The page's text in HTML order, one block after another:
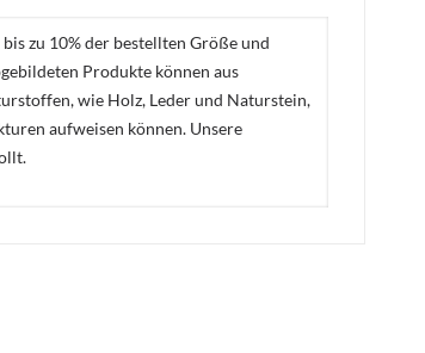
zu 10% der bestellten Größe und
Produkte können aus
wie Holz, Leder und Naturstein,
aufweisen können. Unsere